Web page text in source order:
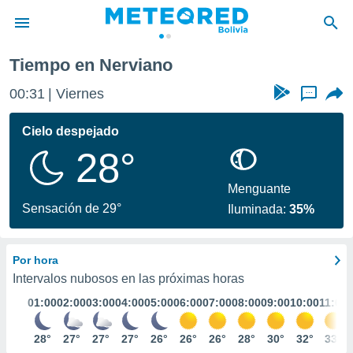
de
ha
calidad.
a este
las
y
digital
basada
Tiempo en Nerviano
00:31 Viernes ...
Cielo despejado
28°
Sensación de 29°
Menguante
Iluminada:35%
Por hora
Intervalos nubosos en las próximas horas
01:00
28°
02:00
27°
03:00
27°
04:00
27°
05:00
26°
06:00
26°
07:00
26°
08:00
28°
09:00
30°
10:00
32°
11:00
33°